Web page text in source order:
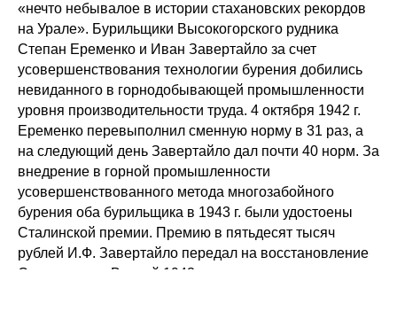
«нечто небывалое в истории стахановских рекордов
на Урале». Бурильщики Высокогорского рудника
Степан Еременко и Иван Завертайло за счет
усовершенствования технологии бурения добились
невиданного в горнодобывающей промышленности
уровня производительности труда. 4 октября 1942 г.
Еременко перевыполнил сменную норму в 31 раз, а
на следующий день Завертайло дал почти 40 норм. За
внедрение в горной промышленности
усовершенствованного метода многозабойного
бурения оба бурильщика в 1943 г. были удостоены
Сталинской премии. Премию в пятьдесят тысяч
рублей И.Ф. Завертайло передал на восстановление
Сталинграда. Весной 1943 г. трудящиеся